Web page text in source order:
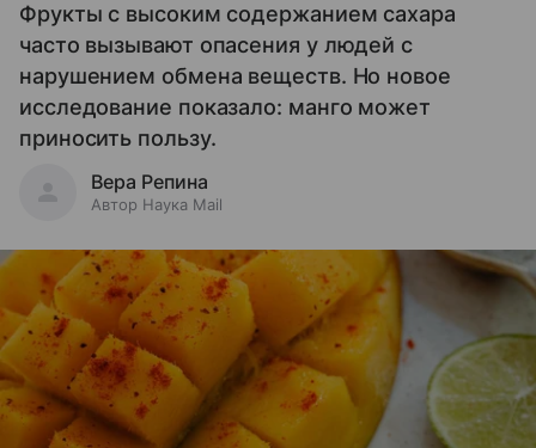
Фрукты с высоким содержанием сахара
часто вызывают опасения у людей с
нарушением обмена веществ. Но новое
исследование показало: манго может
приносить пользу.
Вера Репина
Автор Наука Mail